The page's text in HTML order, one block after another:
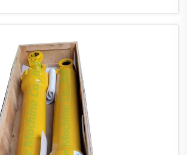
alt sammen, når man har